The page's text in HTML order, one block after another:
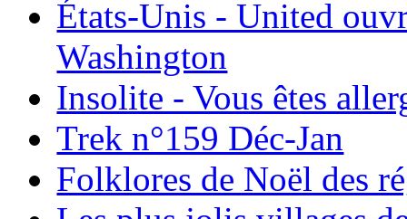
États-Unis - United
Washington
Insolite - Vous êtes
Trek n°159 Déc-Jan
Folklores de Noël des